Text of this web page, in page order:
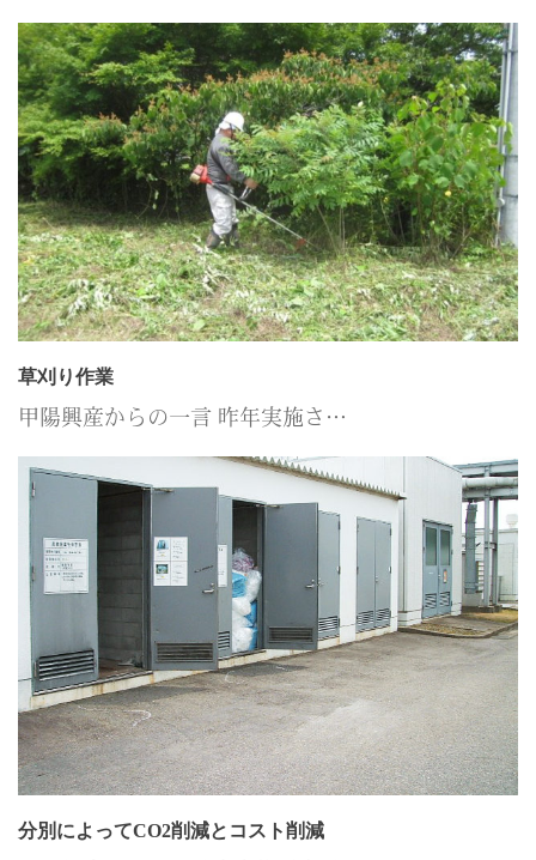
草刈り作業
甲陽興産からの一言 昨年実施さ…
分別によってCO2削減とコスト削減